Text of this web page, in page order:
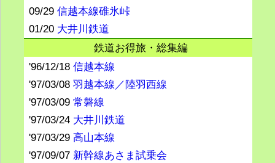
09/29信越本線碓氷峠
01/20 大井川鉄道
鉄道お得旅・総集編
'96/12/18信越本線
'97/03/08羽越本線／陸羽西線
'97/03/09常磐線
'97/03/24 大井川鉄道
'97/03/29高山本線
'97/09/07 新幹線あさま試乗会